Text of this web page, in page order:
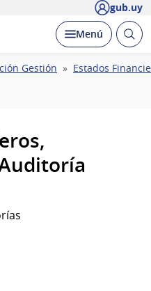
gub.uy
Desplegar
Menú Abrir
Gestión Estados